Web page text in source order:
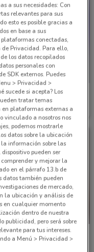
Price Shoes
el 31/08 4.2 km
Price Shoes
a sus necesidades: Con
relevantes para sus
esto es posible gracias a
en base a sus
conectadas,
Privacidad. Para ello,
los datos recopilados
personales con
SDK externos. Puedes
> Privacidad >
sucede si acepta? Los
tratar temas
plataformas externas a
vinculado a nosotros nos
podemos mostrarle
datos sobre la ubicación
información sobre las
pueden ser
y mejorar la
en el párrafo 13.b de
datos también pueden
de mercado,
la ubicación y análisis de
en cualquier momento
dentro de nuestra
publicidad, pero será sobre
para tus intereses.
a Menú > Privacidad >